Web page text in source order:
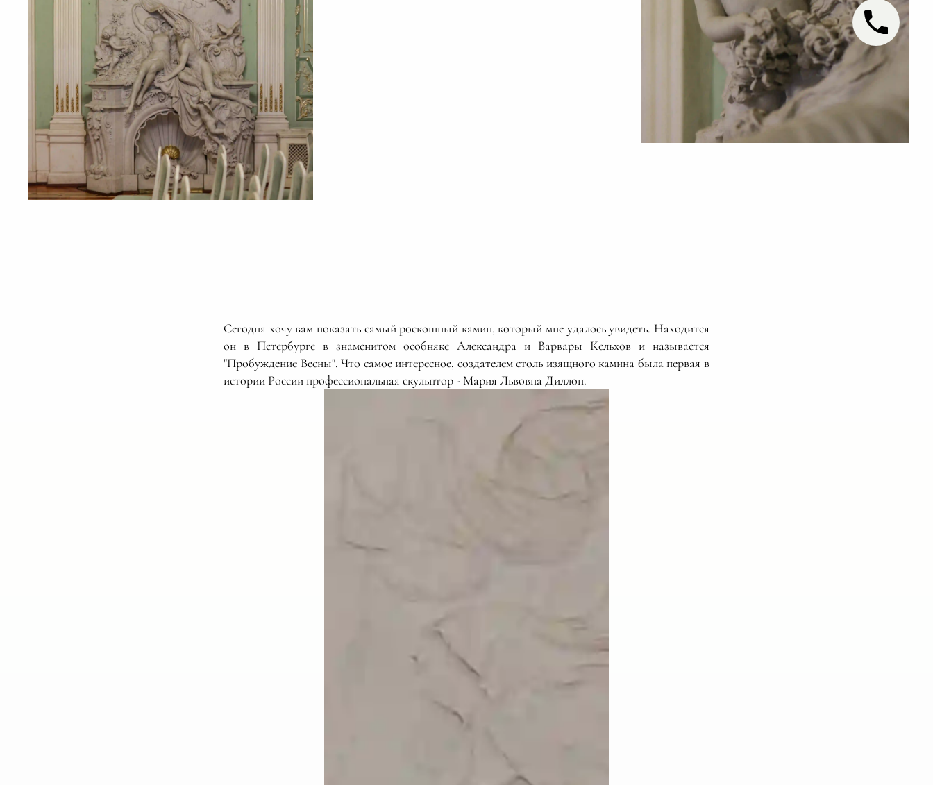
Сегодня хочу вам показать самый роскошный камин, который мне удалось увидеть. Находится
он в Петербурге в знаменитом особняке Александра и Варвары Кельхов и называется
"Пробуждение Весны". Что самое интересное, создателем столь изящного камина была первая в
истории России профессиональная скульптор - Мария Львовна Диллон.